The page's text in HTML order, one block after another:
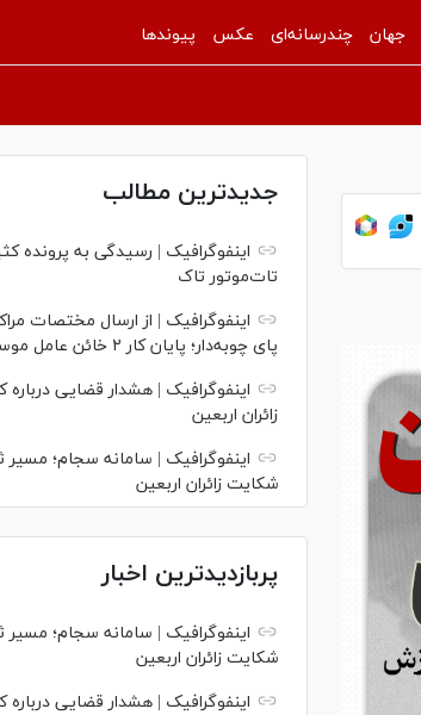
جهان چندرسانه‌ای عکس پیوندها
جدیدترین مطالب
اینفوگرافیک | رسیدگی به پرونده
تات‌موتور تاک
اینفوگرافیک | از ارسال مختصات
پای چوبه‌دار؛ پایان کار ۲ خائن عامل موساد
اینفوگرافیک | هشدار قضایی درباره
زائران اربعین
اینفوگرافیک | سامانه سجام؛
شکایت زائران اربعین
پربازدیدترین اخبار
اینفوگرافیک | سامانه سجام؛
شکایت زائران اربعین
اینفوگرافیک | هشدار قضایی درباره